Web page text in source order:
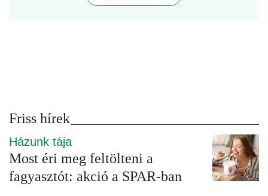
Friss hírek
Házunk tája
Most éri meg feltölteni a
fagyasztót: akció a SPAR-ban